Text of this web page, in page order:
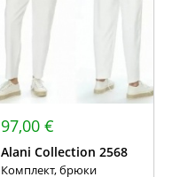
97,00 €
Alani Collection 2568
Комплект, брюки